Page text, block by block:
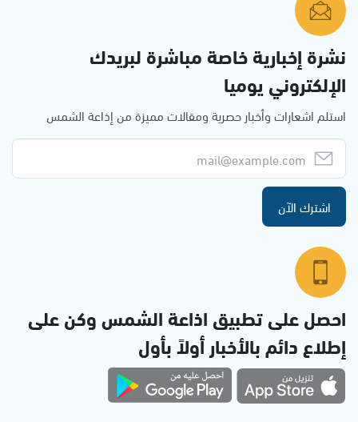
نشرة إخبارية خاصة مباشرة لبريدك
الإلكتروني يوميا
استلم اشعارات وأخبار حصرية ومقالات مميزة من إذاعة الشمس
اشترك الآن
احصل على تطبيق اذاعة الشمس وكن على
إطلاع دائم بالأخبار أولاً بأول